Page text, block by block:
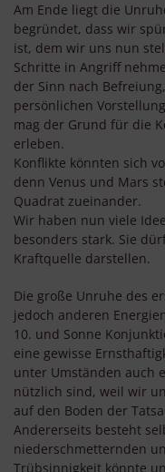
Am Ende liegt die
begründet, dass wir
ist, dem wir uns nun
Schritte in Angriff
der Sinn nach
persönlichen
mag der Grund für die
erleben.
Konflikte könnten sich
denn Venus und Mars
Quadrat zueinander.
Wir haben nun viele
besonders stark. Sie
Kraftquelle darstellen.
Die große Unruhe des
jedoch anderen
10. und Sonne
eine gewisse
unter Umständen auch
nützlich sind, weil wir
auf den Boden der
Andererseits besteht
niederschmetternden
Trübsinnigkeit könnte